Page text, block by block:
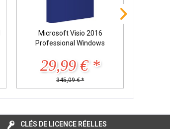
Microsoft Visio 2016
Professional Windows
29,99 € *
345,09 € *
CLÉS DE LICENCE RÉELLES